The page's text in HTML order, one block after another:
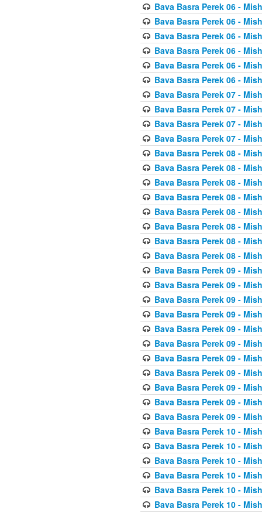
Bava Basra Perek 06 -
Bava Basra Perek 06 -
Bava Basra Perek 06 -
Bava Basra Perek 06 -
Bava Basra Perek 06 -
Bava Basra Perek 06 -
Bava Basra Perek 07 -
Bava Basra Perek 07 -
Bava Basra Perek 07 -
Bava Basra Perek 07 -
Bava Basra Perek 08 -
Bava Basra Perek 08 -
Bava Basra Perek 08 -
Bava Basra Perek 08 -
Bava Basra Perek 08 -
Bava Basra Perek 08 -
Bava Basra Perek 08 -
Bava Basra Perek 08 -
Bava Basra Perek 09 -
Bava Basra Perek 09 -
Bava Basra Perek 09 -
Bava Basra Perek 09 -
Bava Basra Perek 09 -
Bava Basra Perek 09 -
Bava Basra Perek 09 -
Bava Basra Perek 09 -
Bava Basra Perek 09 -
Bava Basra Perek 09 -
Bava Basra Perek 09 -
Bava Basra Perek 10 -
Bava Basra Perek 10 -
Bava Basra Perek 10 -
Bava Basra Perek 10 -
Bava Basra Perek 10 -
Bava Basra Perek 10 -